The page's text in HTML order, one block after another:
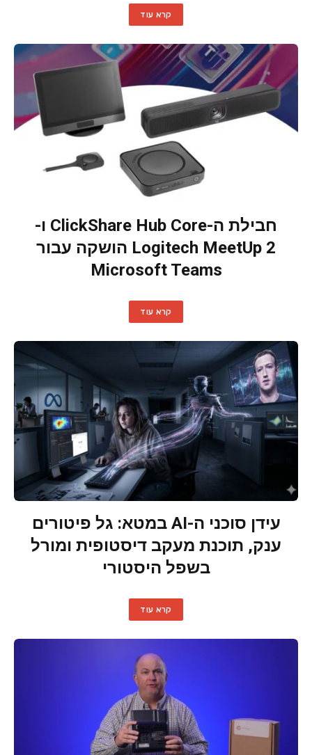
קרא עוד
חבילת ה-ClickShare Hub Core ו-
Logitech MeetUp 2 הושקה עבור
Microsoft Teams
קרא עוד
עידן סוכני ה-AI במטא: גל פיטורים
ענק, תוכנת מעקב דיסטופית ומורל
בשפל היסטורי
קרא עוד